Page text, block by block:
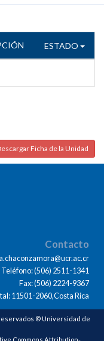
ESTADO
Ficha de la Unidad
Contacto
Teléfono: (506) 2511-1341
Fax: (506) 2224-9367
11501-2060,Costa Rica
© Universidad de